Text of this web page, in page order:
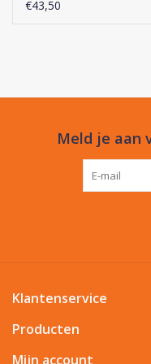
<200kg
€43,50
Meld je aan
Klantenservice
Producten
Mijn account